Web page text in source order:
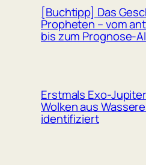
[Buchtipp] Das
Propheten – vom
bis zum Prognose-
Erstmals Exo-
Wolken aus
identifiziert